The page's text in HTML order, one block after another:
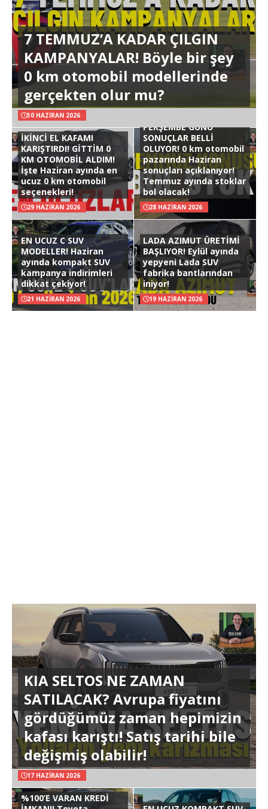
7 TEMMUZ’A KADAR ÇILGIN
KAMPANYALAR! Böyle bir şey
0 km otomobil modellerinde
gerçekten olur mu?
30 HAZIRAN 2026
İKİNCİ EL KAFAMI
KARIŞTIRDI! GİTTİM 0
KM OTOMOBİL ALDIM!
İşte Haziran ayında en
ucuz 0 km otomobil
seçenekleri!
29 HAZIRAN 2026
PERŞEMBE GÜNÜ
SONUÇLAR BELLİ
OLUYOR! 0 km otomobil
pazarında Haziran
sonuçları açıklanıyor!
Temmuz ayında stoklar
bol olacak!
28 HAZIRAN 2026
EN UCUZ C SUV
MODELLER! Haziran
ayında kompakt SUV
kampanya indirimleri
dikkat çekiyor!
21 HAZIRAN 2026
LADA AZIMUT ÜRETİMİ
BAŞLIYOR! Eylül ayında
yepyeni Lada SUV
fabrika bantlarından
iniyor!
19 HAZIRAN 2026
KIA SELTOS NE ZAMAN
SATILACAK? Avrupa fiyatını
gördüğümüz zaman hepimizin
kafası karıştı! Satış tarihi bile
değişmiş olabilir!
17 HAZIRAN 2026
%100’E VARAN KREDİ